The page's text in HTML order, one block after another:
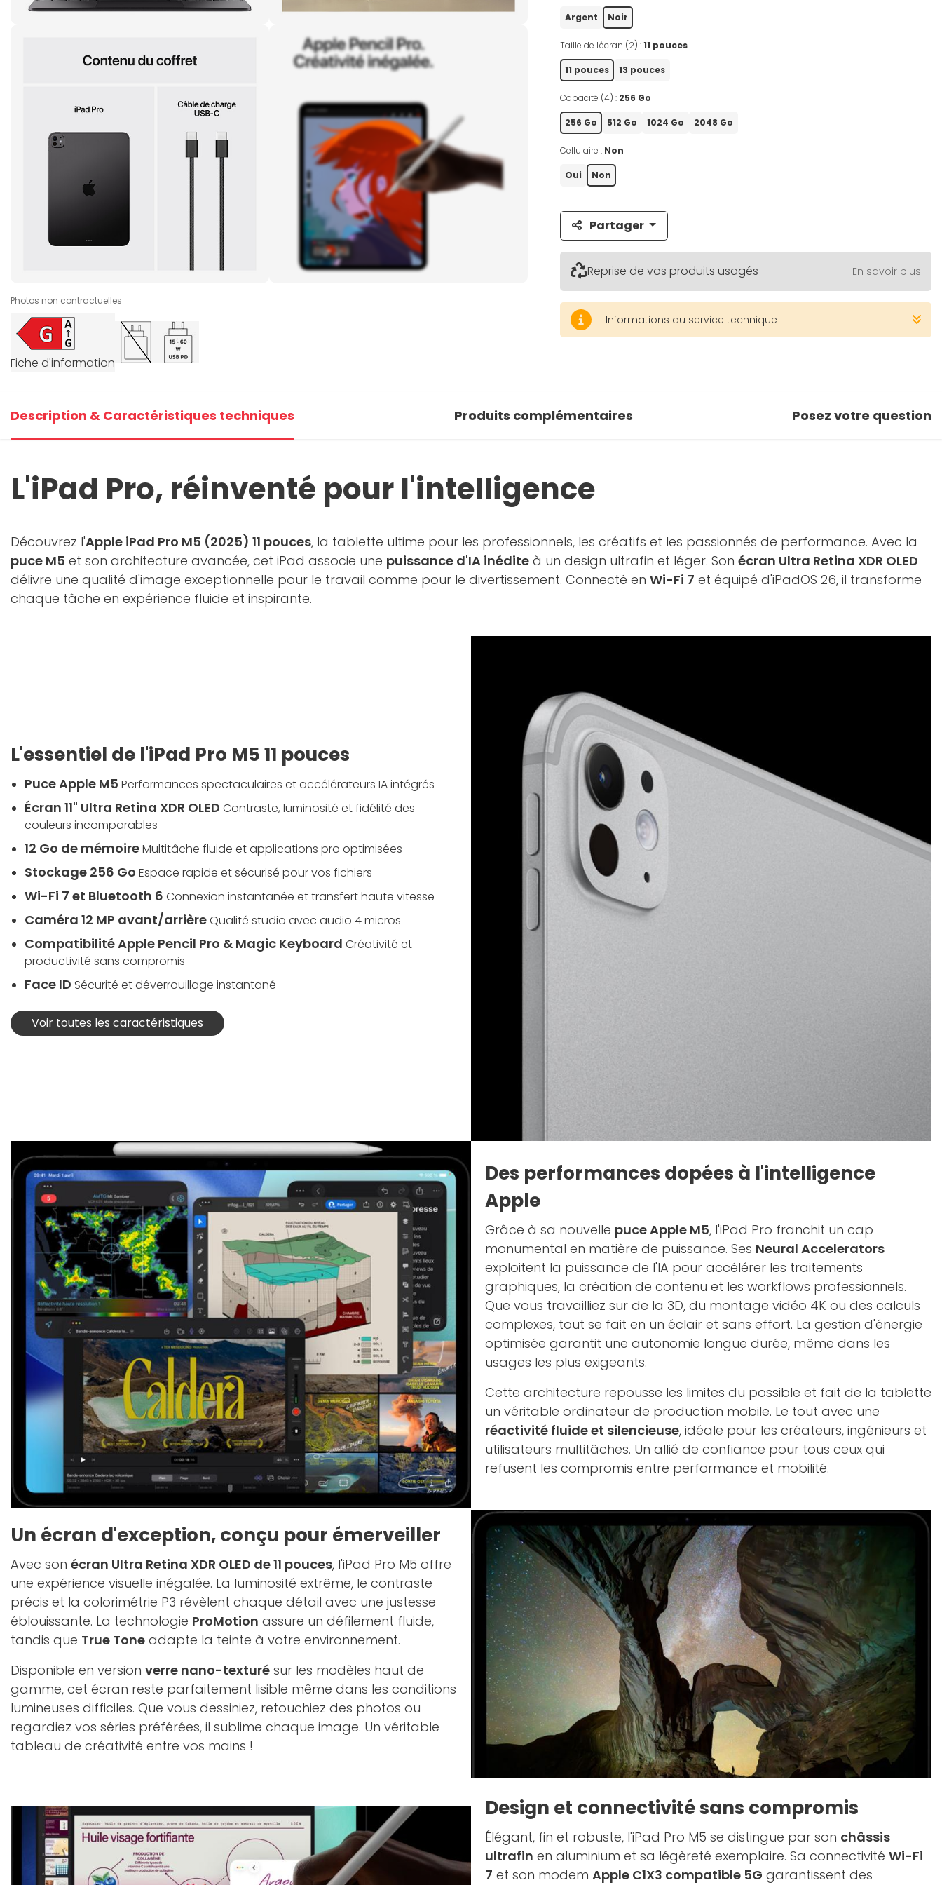
Photos non contractuelles
Fiche d'information
Argent Noir
Taille de l'écran (2) :11 pouces
11 pouces 13 pouces
Capacité (4) : 256 Go
256 Go 512 Go 1024 Go 2048 Go
Cellulaire : Non
Oui Non
Partager
Reprise de vos produits usagés En savoir plus
Informations du service technique
Description & Caractéristiques techniques Produits complémentaires Posez votre question
L'iPad Pro, réinventé pour l'intelligence
Découvrez l'Apple iPad Pro M5 (2025) 11 pouces, la tablette ultime pour les professionnels, les créatifs et les passionnés de performance. Avec la
puce M5 et son architecture avancée, cet iPad associe une puissance d'IA inédite à un design ultrafin et léger. Son écran Ultra Retina XDR OLED
délivre une qualité d'image exceptionnelle pour le travail comme pour le divertissement. Connecté en Wi-Fi 7 et équipé d'iPadOS 26, il transforme
chaque tâche en expérience fluide et inspirante.
L'essentiel de l'iPad Pro M5 11 pouces
Puce Apple M5 Performances spectaculaires et accélérateurs IA intégrés
Écran 11" Ultra Retina XDR OLED Contraste, luminosité et fidélité des
couleurs incomparables
12 Go de mémoireMultitâche fluide et applications pro optimisées
Stockage 256 Go Espace rapide et sécurisé pour vos fichiers
Wi-Fi 7 et Bluetooth 6 Connexion instantanée et transfert haute vitesse
Caméra 12 MP avant/arrièreQualité studio avec audio 4 micros
Compatibilité Apple Pencil Pro & Magic Keyboard Créativité et
productivité sans compromis
Face ID Sécurité et déverrouillage instantané
Voir toutes les caractéristiques
Des performances dopées à l'intelligence
Apple
Grâce à sa nouvelle puce Apple M5, l'iPad Pro franchit un cap
monumental en matière de puissance. Ses Neural Accelerators
exploitent la puissance de l'IA pour accélérer les traitements
graphiques, la création de contenu et les workflows professionnels.
Que vous travailliez sur de la 3D, du montage vidéo 4K ou des calculs
complexes, tout se fait en un éclair et sans effort. La gestion d'énergie
optimisée garantit une autonomie longue durée, même dans les
usages les plus exigeants.
Cette architecture repousse les limites du possible et fait de la tablette
un véritable ordinateur de production mobile. Le tout avec une
réactivité fluide et silencieuse, idéale pour les créateurs, ingénieurs et
utilisateurs multitâches. Un allié de confiance pour tous ceux qui
refusent les compromis entre performance et mobilité.
Un écran d'exception, conçu pour émerveiller
Avec son écran Ultra Retina XDR OLED de 11 pouces, l'iPad Pro M5 offre
une expérience visuelle inégalée. La luminosité extrême, le contraste
précis et la colorimétrie P3 révèlent chaque détail avec une justesse
éblouissante. La technologie ProMotion assure un défilement fluide,
tandis que True Tone adapte la teinte à votre environnement.
Disponible en version verre nano-texturé sur les modèles haut de
gamme, cet écran reste parfaitement lisible même dans les conditions
lumineuses difficiles. Que vous dessiniez, retouchiez des photos ou
regardiez vos séries préférées, il sublime chaque image. Un véritable
tableau de créativité entre vos mains !
Design et connectivité sans compromis
Élégant, fin et robuste, l'iPad Pro M5 se distingue par son châssis
ultrafin en aluminium et sa légèreté exemplaire. Sa connectivité Wi-Fi
7 et son modem Apple C1X3 compatible 5G garantissent des